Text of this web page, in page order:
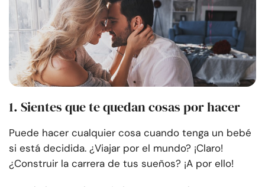
1. Sientes que te quedan cosas por hacer
Puede hacer cualquier cosa cuando tenga un bebé
si está decidida. ¿Viajar por el mundo? ¡Claro!
¿Construir la carrera de tus sueños? ¡A por ello!